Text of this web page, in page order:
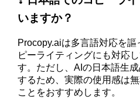
いますか？
Procopy.aiは多言語対応を
ピーライティングにも対応
す。ただし、AIの日本語生
するため、実際の使用感は
ことをおすすめします。